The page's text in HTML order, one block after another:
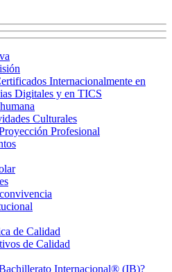
Internacionalmente en
Digitales y en TICS
Culturales
Profesional
de Calidad
de Calidad
Internacional® (IB)?